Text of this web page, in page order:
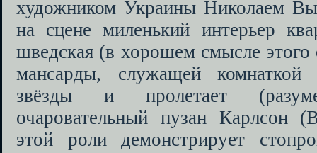
художником Украины Николаем
на сцене миленький интерьер
шведская (в хорошем смысле этого
мансарды, служащей
звёзды и пролетает
очаровательный пузан Карлсон
этой роли демонстрирует